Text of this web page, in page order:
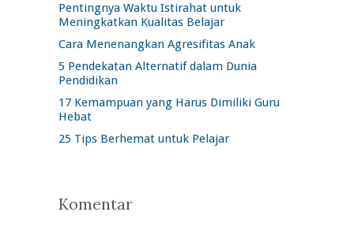
Pentingnya Waktu Istirahat untuk
Meningkatkan Kualitas Belajar
Cara Menenangkan Agresifitas Anak
5 Pendekatan Alternatif dalam Dunia
Pendidikan
17 Kemampuan yang Harus Dimiliki Guru
Hebat
25 Tips Berhemat untuk Pelajar
Komentar